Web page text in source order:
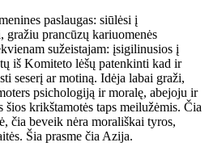
paslaugas: siūlėsi į
gražiu prancūzų kariuomenės
sužeistajam: įsigilinusios į
iš Komiteto lėšų patenkinti kad ir
seserį ar motiną. Idėja labai graži,
psichologiją ir moralę, abejoju ir
krikštamotės taps meilužėmis. Čia
čia beveik nėra morališkai tyros,
Šia prasme čia Azija.